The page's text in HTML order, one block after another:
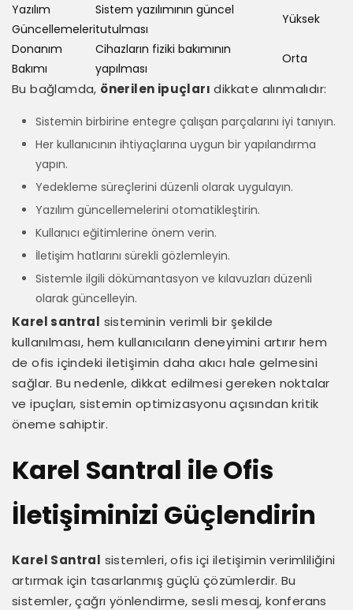
Yazılım
Güncellemeleri
Sistem yazılımının güncel
tutulması
Yüksek
Donanım
Bakımı
Cihazların fiziki bakımının
yapılması
Orta
Bu bağlamda, önerilen ipuçları dikkate alınmalıdır:
Sistemin birbirine entegre çalışan parçalarını iyi tanıyın.
Her kullanıcının ihtiyaçlarına uygun bir yapılandırma
yapın.
Yedekleme süreçlerini düzenli olarak uygulayın.
Yazılım güncellemelerini otomatikleştirin.
Kullanıcı eğitimlerine önem verin.
İletişim hatlarını sürekli gözlemleyin.
Sistemle ilgili dökümantasyon ve kılavuzları düzenli
olarak güncelleyin.
Karel santral sisteminin verimli bir şekilde
kullanılması, hem kullanıcıların deneyimini artırır hem
de ofis içindeki iletişimin daha akıcı hale gelmesini
sağlar. Bu nedenle, dikkat edilmesi gereken noktalar
ve ipuçları, sistemin optimizasyonu açısından kritik
öneme sahiptir.
Karel Santral ile Ofis
İletişiminizi Güçlendirin
Karel Santral sistemleri, ofis içi iletişimin verimliliğini
artırmak için tasarlanmış güçlü çözümlerdir. Bu
sistemler, çağrı yönlendirme, sesli mesaj, konferans